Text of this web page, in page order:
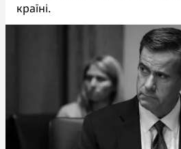
країні.